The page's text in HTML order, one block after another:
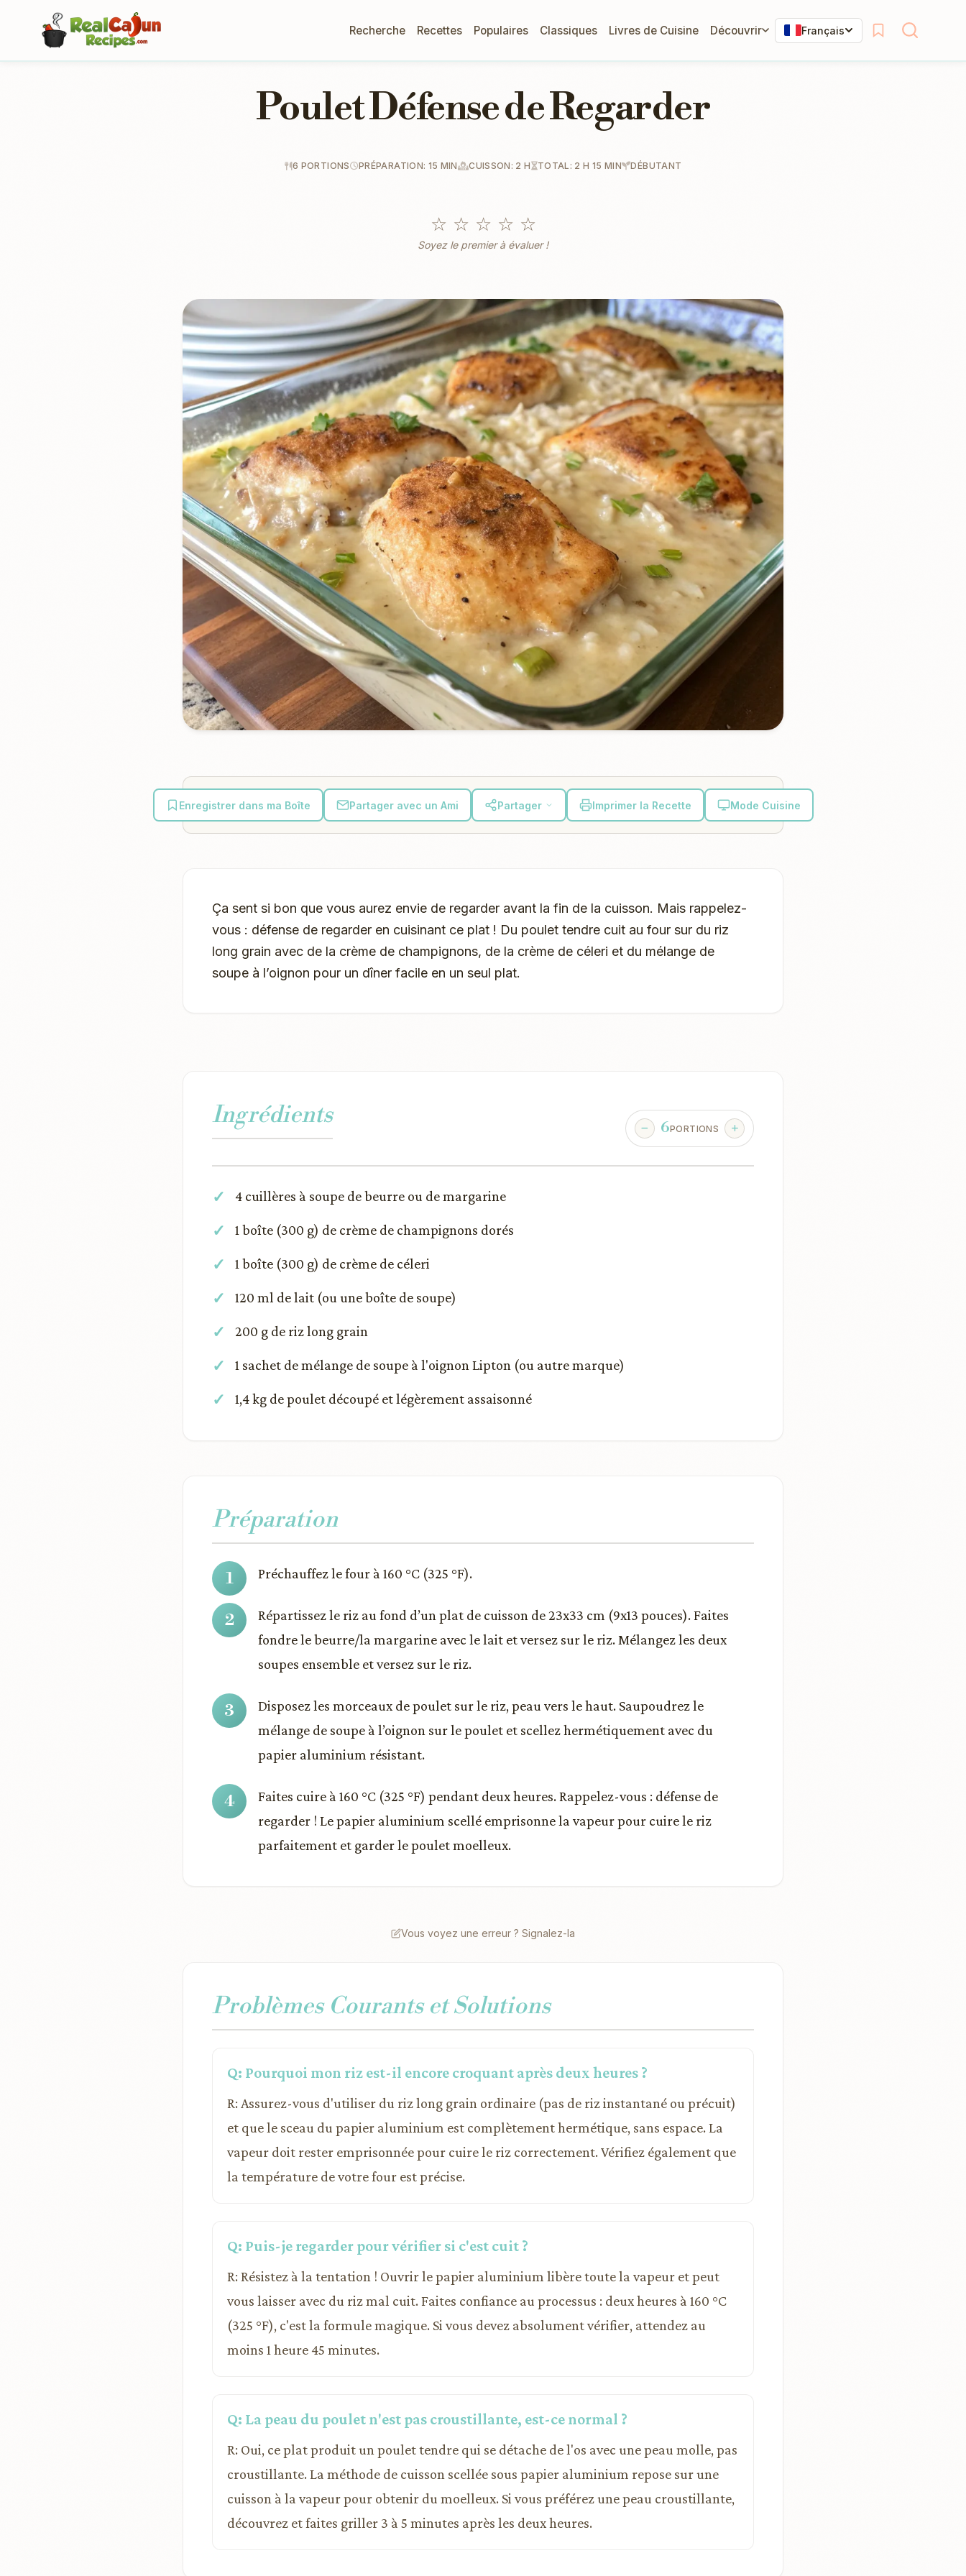
Recherche Recettes Populaires Classiques Livres de Cuisine Découvrir Français
Poulet Défense de Regarder
6 PORTIONS PRÉPARATION: 15 MIN CUISSON: 2 H TOTAL: 2 H 15 MIN DÉBUTANT
☆ ☆ ☆ ☆ ☆
Soyez le premier à évaluer !
Enregistrer dans ma Boîte Partager avec un Ami Partager Imprimer la Recette Mode Cuisine
Ça sent si bon que vous aurez envie de regarder avant la fin de la cuisson. Mais rappelez-
vous : défense de regarder en cuisinant ce plat ! Du poulet tendre cuit au four sur du riz
long grain avec de la crème de champignons, de la crème de céleri et du mélange de
soupe à l’oignon pour un dîner facile en un seul plat.
Ingrédients 6PORTIONS
4 cuillères à soupe de beurre ou de margarine
1 boîte (300 g) de crème de champignons dorés
1 boîte (300 g) de crème de céleri
120 ml de lait (ou une boîte de soupe)
200 g de riz long grain
1 sachet de mélange de soupe à l'oignon Lipton (ou autre marque)
1,4 kg de poulet découpé et légèrement assaisonné
Préparation
Préchauffez le four à 160 °C (325 °F).
Répartissez le riz au fond d’un plat de cuisson de 23x33 cm (9x13 pouces). Faites
fondre le beurre/la margarine avec le lait et versez sur le riz. Mélangez les deux
soupes ensemble et versez sur le riz.
Disposez les morceaux de poulet sur le riz, peau vers le haut. Saupoudrez le
mélange de soupe à l’oignon sur le poulet et scellez hermétiquement avec du
papier aluminium résistant.
Faites cuire à 160 °C (325 °F) pendant deux heures. Rappelez-vous : défense de
regarder ! Le papier aluminium scellé emprisonne la vapeur pour cuire le riz
parfaitement et garder le poulet moelleux.
Vous voyez une erreur ? Signalez-la
Problèmes Courants et Solutions
Q: Pourquoi mon riz est-il encore croquant après deux heures ?
R: Assurez-vous d'utiliser du riz long grain ordinaire (pas de riz instantané ou précuit)
et que le sceau du papier aluminium est complètement hermétique, sans espace. La
vapeur doit rester emprisonnée pour cuire le riz correctement. Vérifiez également que
la température de votre four est précise.
Q: Puis-je regarder pour vérifier si c'est cuit ?
R: Résistez à la tentation ! Ouvrir le papier aluminium libère toute la vapeur et peut
vous laisser avec du riz mal cuit. Faites confiance au processus : deux heures à 160 °C
(325 °F), c'est la formule magique. Si vous devez absolument vérifier, attendez au
moins 1 heure 45 minutes.
Q: La peau du poulet n'est pas croustillante, est-ce normal ?
R: Oui, ce plat produit un poulet tendre qui se détache de l'os avec une peau molle, pas
croustillante. La méthode de cuisson scellée sous papier aluminium repose sur une
cuisson à la vapeur pour obtenir du moelleux. Si vous préférez une peau croustillante,
découvrez et faites griller 3 à 5 minutes après les deux heures.